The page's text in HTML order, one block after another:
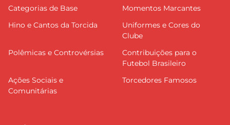
Categorias de Base
Momentos Marcantes
Hino e Cantos da Torcida
Uniformes e Cores do
Clube
Polêmicas e Controvérsias
Contribuições para o
Futebol Brasileiro
Ações Sociais e
Comunitárias
Torcedores Famosos